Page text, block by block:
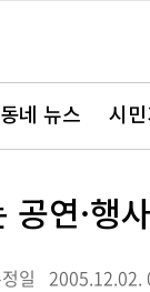
네 뉴스 시
공연·행
일 2005.12.02.